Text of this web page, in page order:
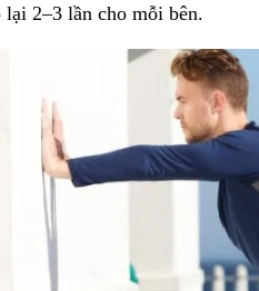
2–3 lần cho mỗi bên.